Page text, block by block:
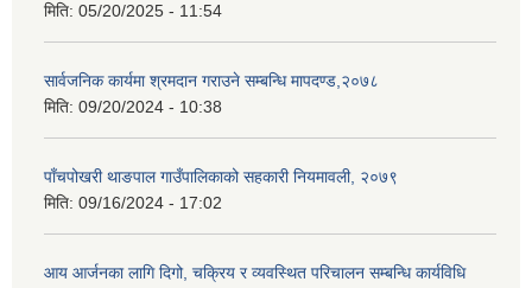
मिति: 05/20/2025 - 11:54
सार्वजनिक कार्यमा श्रमदान गराउने सम्बन्धि मापदण्ड,२०७८
मिति: 09/20/2024 - 10:38
पाँचपोखरी थाङपाल गाउँपालिकाको सहकारी नियमावली, २०७९
मिति: 09/16/2024 - 17:02
आय आर्जनका लागि दिगो, चक्रिय र व्यवस्थित परिचालन सम्बन्धि कार्यविधि